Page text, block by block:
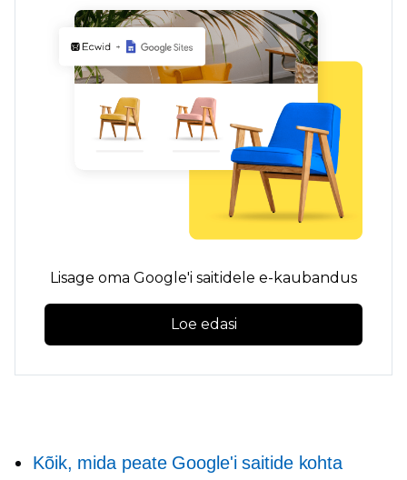
Lisage oma Google'i saitidele e-kaubandus
Loe edasi
Kõik, mida peate Google'i saitide kohta